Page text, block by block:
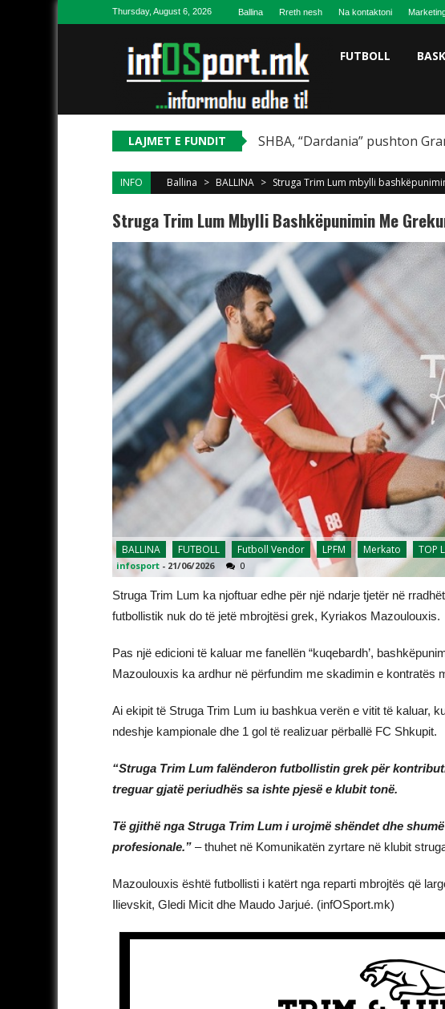
Skip to contentThursday, August 6, 2026 Ballina Rreth nesh Na kontaktoni
FUTBOLL
LAJMET E FUNDIT SHBA, “Dardania” pushton
INFO Ballina > BALLINA > Struga Trim Lum mbylli
Struga Trim Lum Mbylli Bashkëpunimin Me
BALLINA FUTBOLL Futboll Vendor LPFM Merkato TOP
infosport - 21/06/2026 0
Struga Trim Lum ka njoftuar edhe për një ndarje tjetër në
futbollistik nuk do të jetë mbrojtësi grek, Kyriakos Mazoulouxis.
Pas një edicioni të kaluar me fanellën “kuqebardh’,
Mazoulouxis ka ardhur në përfundim me skadimin e kontratës
Ai ekipit të Struga Trim Lum iu bashkua verën e vitit të kaluar,
ndeshje kampionale dhe 1 gol të realizuar përballë FC Shkupit.
“Struga Trim Lum falënderon futbollistin grek për
treguar gjatë periudhës sa ishte pjesë e klubit tonë.
Të gjithë nga Struga Trim Lum i urojmë shëndet dhe
profesionale.” – thuhet në Komunikatën zyrtare në klubit
Mazoulouxis është futbollisti i katërt nga reparti mbrojtës që
Ilievskit, Gledi Micit dhe Maudo Jarjué. (infOSport.mk)